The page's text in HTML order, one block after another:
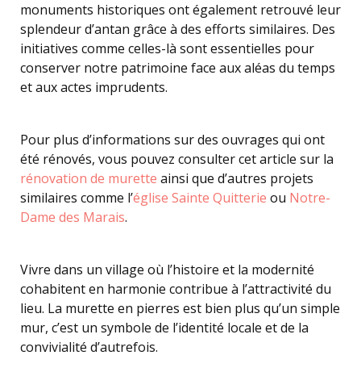
monuments historiques ont également retrouvé leur
splendeur d’antan grâce à des efforts similaires. Des
initiatives comme celles-là sont essentielles pour
conserver notre patrimoine face aux aléas du temps
et aux actes imprudents.
Pour plus d’informations sur des ouvrages qui ont
été rénovés, vous pouvez consulter cet article sur la
rénovation de murette ainsi que d’autres projets
similaires comme l’église Sainte Quitterie ou Notre-
Dame des Marais.
Vivre dans un village où l’histoire et la modernité
cohabitent en harmonie contribue à l’attractivité du
lieu. La murette en pierres est bien plus qu’un simple
mur, c’est un symbole de l’identité locale et de la
convivialité d’autrefois.